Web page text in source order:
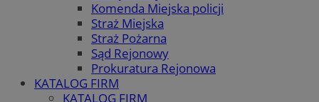
Komenda Miejska policji
Straż Miejska
Straż Pożarna
Sąd Rejonowy
Prokuratura Rejonowa
KATALOG FIRM
KATALOG FIRM